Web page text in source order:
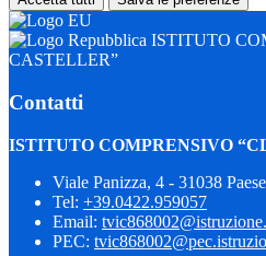
ISTITUTO
CASTELLER”
Contatti
ISTITUTO COMPRENSIVO
Viale Panizza, 4 - 31038
Tel: +39.0422.959057
Email:
PEC: